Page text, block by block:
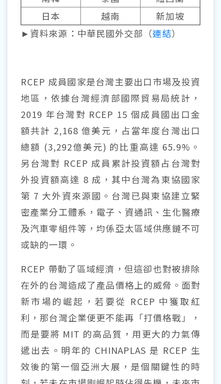
日本
越南
新加坡
►資料來源：中華民國外交部（連結）
RCEP 成員國家是台灣主要出口市場及投資
地區，依據台灣經濟部國際貿易局統計，
2019 年台灣對 RCEP 15 個成員國出口金
額共計 2,168 億美元，占當年度台灣出口
總額 (3,292億美元) 的比重高達 65.9%。
另台灣對 RCEP 成員累計投資額占台灣對
外投資額高達 8 成，其中台灣為東協國家
第 7 大外資來源國。台灣已與東協建立緊
密產業分工體系，電子、資通訊、生化醫療
及汽車零組件等，均係亞太區域供應鏈不可
或缺的一環。
RCEP 帶動了區域經濟，但這卻也對被排除
在外的台灣造成了產品價格上的威脅。面對
新市場的崛起，若要從 RCEP 中獲取紅
利，那台灣企業便更不能再「打價格戰」，
而是要將 MIT 的高品質，用更大的力氣傳
遞出去。明年的 CHINAPLAS 是 RCEP 生
效後的第一個亞洲大展，是個關鍵性的時